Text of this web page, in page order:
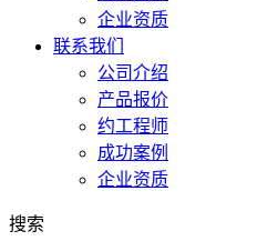
企业资质
联系我们
公司介绍
产品报价
约工程师
成功案例
企业资质
搜索